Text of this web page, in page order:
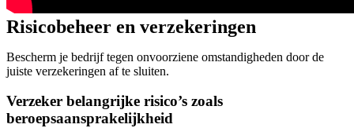
Risicobeheer en verzekeringen
Bescherm je bedrijf tegen onvoorziene omstandigheden door de
juiste verzekeringen af te sluiten.
Verzeker belangrijke risico’s zoals
beroepsaansprakelijkheid